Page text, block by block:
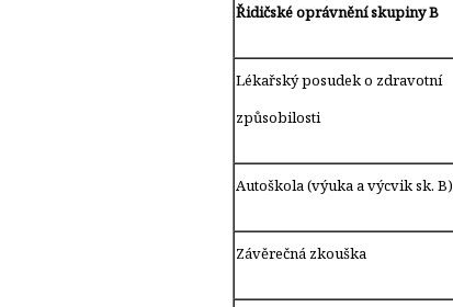
Řidičské oprávnění skupiny B
Lékařský posudek o zdravotní
způsobilosti
Autoškola (výuka a výcvik sk. B)
Závěrečná zkouška